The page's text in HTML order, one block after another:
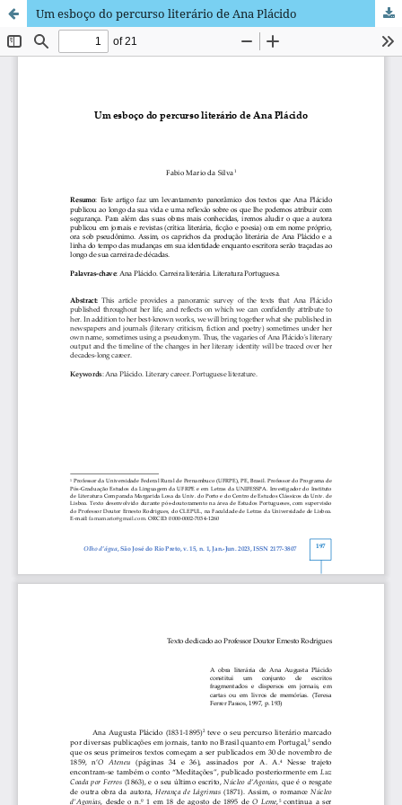
Um esboço do percurso literário de Ana Plácido